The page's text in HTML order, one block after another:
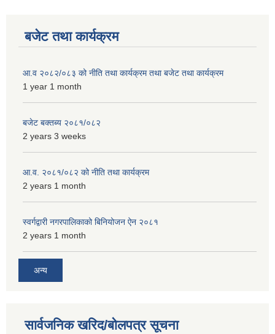
बजेट तथा कार्यक्रम
आ.व २०८२/०८३ को नीति तथा कार्यक्रम तथा बजेट तथा कार्यक्रम
1 year 1 month
बजेट बक्तब्य २०८१/०८२
2 years 3 weeks
आ.व. २०८१/०८२ को नीति तथा कार्यक्रम
2 years 1 month
स्वर्गद्वारी नगरपालिकाको बिनियोजन ऐन २०८१
2 years 1 month
अन्य
सार्वजनिक खरिद/बोलपत्र सूचना